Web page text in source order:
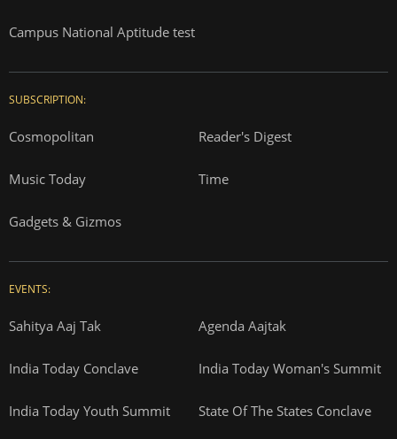
Campus National Aptitude test
SUBSCRIPTION:
Cosmopolitan Reader's Digest
Music Today Time
Gadgets & Gizmos
EVENTS:
Sahitya Aaj Tak Agenda Aajtak
India Today Conclave India Today Woman's Summit
India Today Youth Summit State Of The States Conclave